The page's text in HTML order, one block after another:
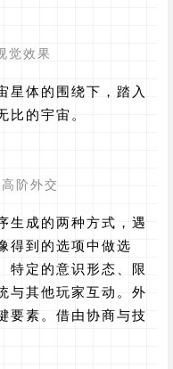
觉效果
体的围绕下，踏入
比的宇宙。
阶外交
成的两种方式，遇
得到的选项中做选
特定的意识形态、限
与其他玩家互动。外
要素。借由协商与技